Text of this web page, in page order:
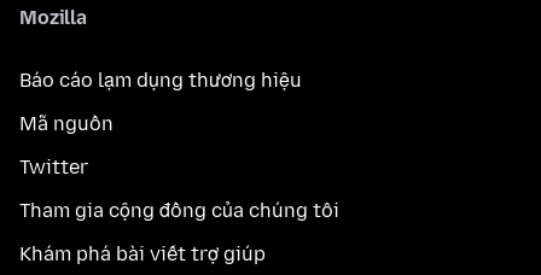
Mozilla
Báo cáo lạm dụng thương hiệu
Mã nguồn
Twitter
Tham gia cộng đồng của chúng tôi
Khám phá bài viết trợ giúp